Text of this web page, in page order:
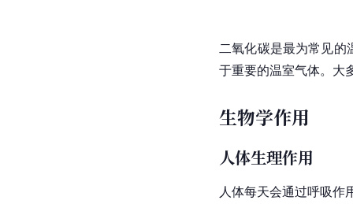
二氧化碳是最为常见
于重要的温室气体。大
生物学作用
人体生理作用
人体每天会通过呼吸作